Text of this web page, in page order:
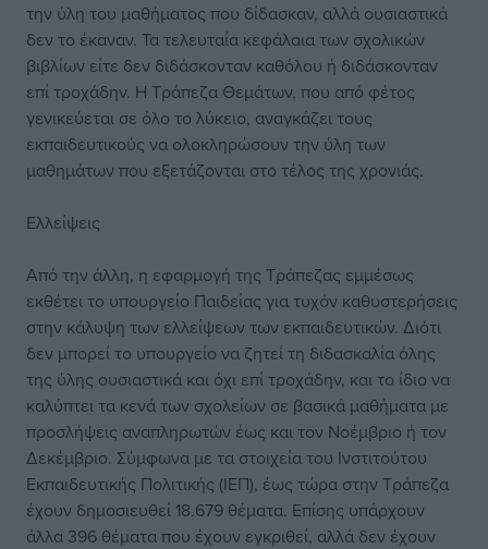
την ύλη του μαθήματος που δίδασκαν, αλλά ουσιαστικά
δεν το έκαναν. Τα τελευταία κεφάλαια των σχολικών
βιβλίων είτε δεν διδάσκονταν καθόλου ή διδάσκονταν
επί τροχάδην. Η Τράπεζα Θεμάτων, που από φέτος
γενικεύεται σε όλο το λύκειο, αναγκάζει τους
εκπαιδευτικούς να ολοκληρώσουν την ύλη των
μαθημάτων που εξετάζονται στο τέλος της χρονιάς.
Ελλείψεις
Από την άλλη, η εφαρμογή της Τράπεζας εμμέσως
εκθέτει το υπουργείο Παιδείας για τυχόν καθυστερήσεις
στην κάλυψη των ελλείψεων των εκπαιδευτικών. Διότι
δεν μπορεί το υπουργείο να ζητεί τη διδασκαλία όλης
της ύλης ουσιαστικά και όχι επί τροχάδην, και το ίδιο να
καλύπτει τα κενά των σχολείων σε βασικά μαθήματα με
προσλήψεις αναπληρωτών έως και τον Νοέμβριο ή τον
Δεκέμβριο. Σύμφωνα με τα στοιχεία του Ινστιτούτου
Εκπαιδευτικής Πολιτικής (ΙΕΠ), έως τώρα στην Τράπεζα
έχουν δημοσιευθεί 18.679 θέματα. Επίσης υπάρχουν
άλλα 396 θέματα που έχουν εγκριθεί, αλλά δεν έχουν